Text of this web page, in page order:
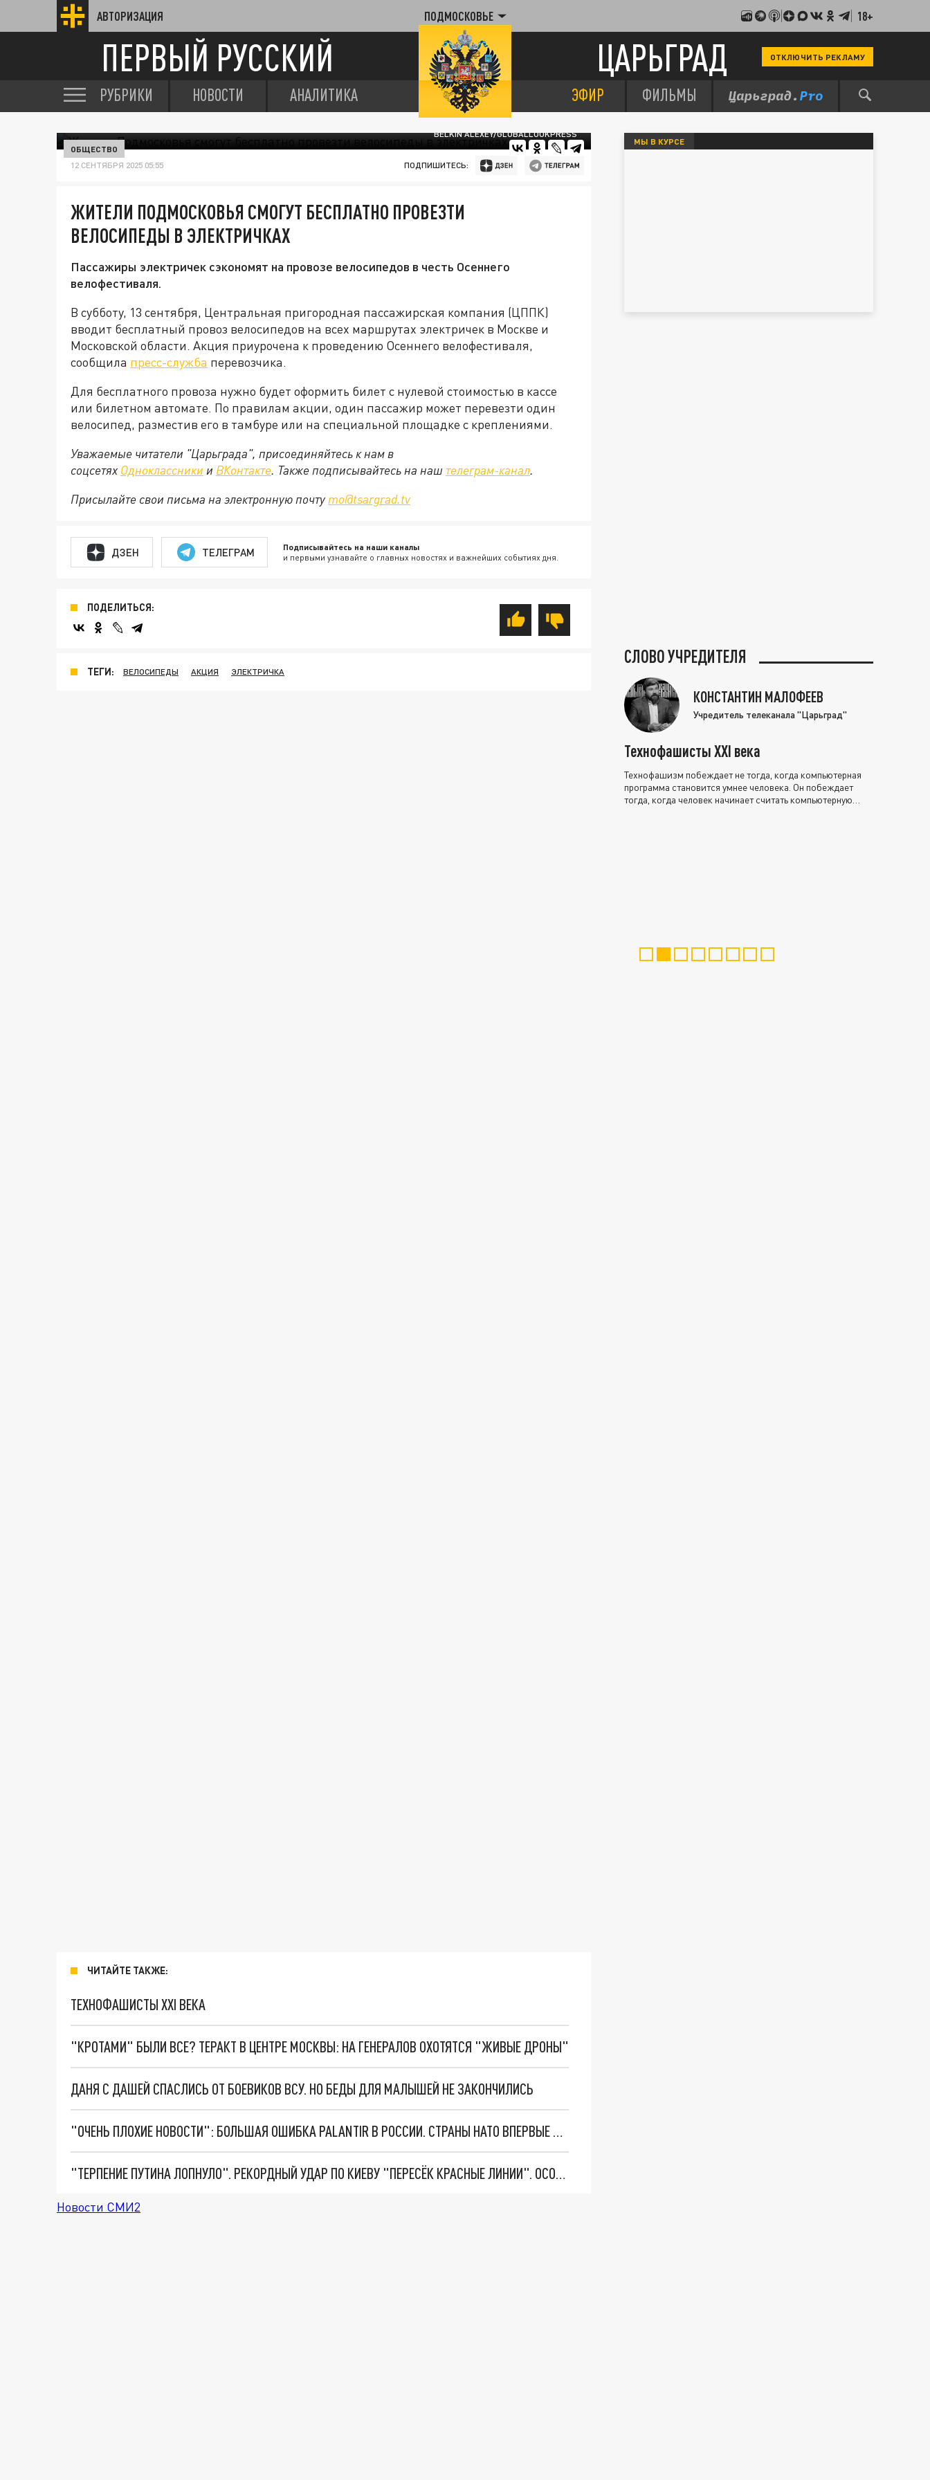
АВТОРИЗАЦИЯ ПОДМОСКОВЬЕ 18+
ПЕРВЫЙ РУССКИЙ ЦАРЬГРАД ОТКЛЮЧИТЬ РЕКЛАМУ
РУБРИКИ НОВОСТИ АНАЛИТИКА ЭФИР ФИЛЬМЫ
BELKIN ALEXEY/GLOBALLOOKPRESS
ОБЩЕСТВО
12 СЕНТЯБРЯ 2025 05:55 ПОДПИШИТЕСЬ:
ЖИТЕЛИ ПОДМОСКОВЬЯ СМОГУТ БЕСПЛАТНО ПРОВЕЗТИ
ВЕЛОСИПЕДЫ В ЭЛЕКТРИЧКАХ
Пассажиры электричек сэкономят на провозе велосипедов в честь Осеннего
велофестиваля.
В субботу, 13 сентября, Центральная пригородная пассажирская компания (ЦППК)
вводит бесплатный провоз велосипедов на всех маршрутах электричек в Москве и
Московской области. Акция приурочена к проведению Осеннего велофестиваля,
сообщила пресс-служба перевозчика.
Для бесплатного провоза нужно будет оформить билет с нулевой стоимостью в кассе
или билетном автомате. По правилам акции, один пассажир может перевезти один
велосипед, разместив его в тамбуре или на специальной площадке с креплениями.
Уважаемые читатели "Царьграда", присоединяйтесь к нам в
соцсетях Одноклассники и ВКонтакте. Также подписывайтесь на наш телеграм-канал.
Присылайте свои письма на электронную почту mo@tsargrad.tv
ДЗЕН ТЕЛЕГРАМ Подписывайтесь на наши каналы
и первыми узнавайте о главных новостях и важнейших событиях дня.
ПОДЕЛИТЬСЯ:
ТЕГИ: ВЕЛОСИПЕДЫ АКЦИЯ ЭЛЕКТРИЧКА
ЧИТАЙТЕ ТАКЖЕ:
ТЕХНОФАШИСТЫ XXI ВЕКА
"КРОТАМИ" БЫЛИ ВСЕ? ТЕРАКТ В ЦЕНТРЕ МОСКВЫ: НА ГЕНЕРАЛОВ ОХОТЯТСЯ "ЖИВЫЕ ДРОНЫ"
ДАНЯ С ДАШЕЙ СПАСЛИСЬ ОТ БОЕВИКОВ ВСУ. НО БЕДЫ ДЛЯ МАЛЫШЕЙ НЕ ЗАКОНЧИЛИСЬ
"ОЧЕНЬ ПЛОХИЕ НОВОСТИ": БОЛЬШАЯ ОШИБКА PALANTIR В РОССИИ. СТРАНЫ НАТО ВПЕРВЫЕ ЗА СВО ОСТАНОВИЛИ ПОСТАВКИ ОРУЖИЯ. ВСУ ТЕРЯЮТ ПРИГРАНИЧЬЕ?
"ТЕРПЕНИЕ ПУТИНА ЛОПНУЛО". РЕКОРДНЫЙ УДАР ПО КИЕВУ "ПЕРЕСЁК КРАСНЫЕ ЛИНИИ". ОСОБЫЕ СПЕЦЫ КНДР НА ЛБС? ТАЙНЫЕ ПЕРЕГОВОРЫ ЕВРОПЫ И МОСКВЫ
Новости СМИ2
МЫ В КУРСЕ
СЛОВО УЧРЕДИТЕЛЯ
КОНСТАНТИН МАЛОФЕЕВ
Учредитель телеканала "Царьград"
Технофашисты XXI века
Технофашизм побеждает не тогда, когда компьютерная
программа становится умнее человека. Он побеждает
тогда, когда человек начинает считать компьютерную